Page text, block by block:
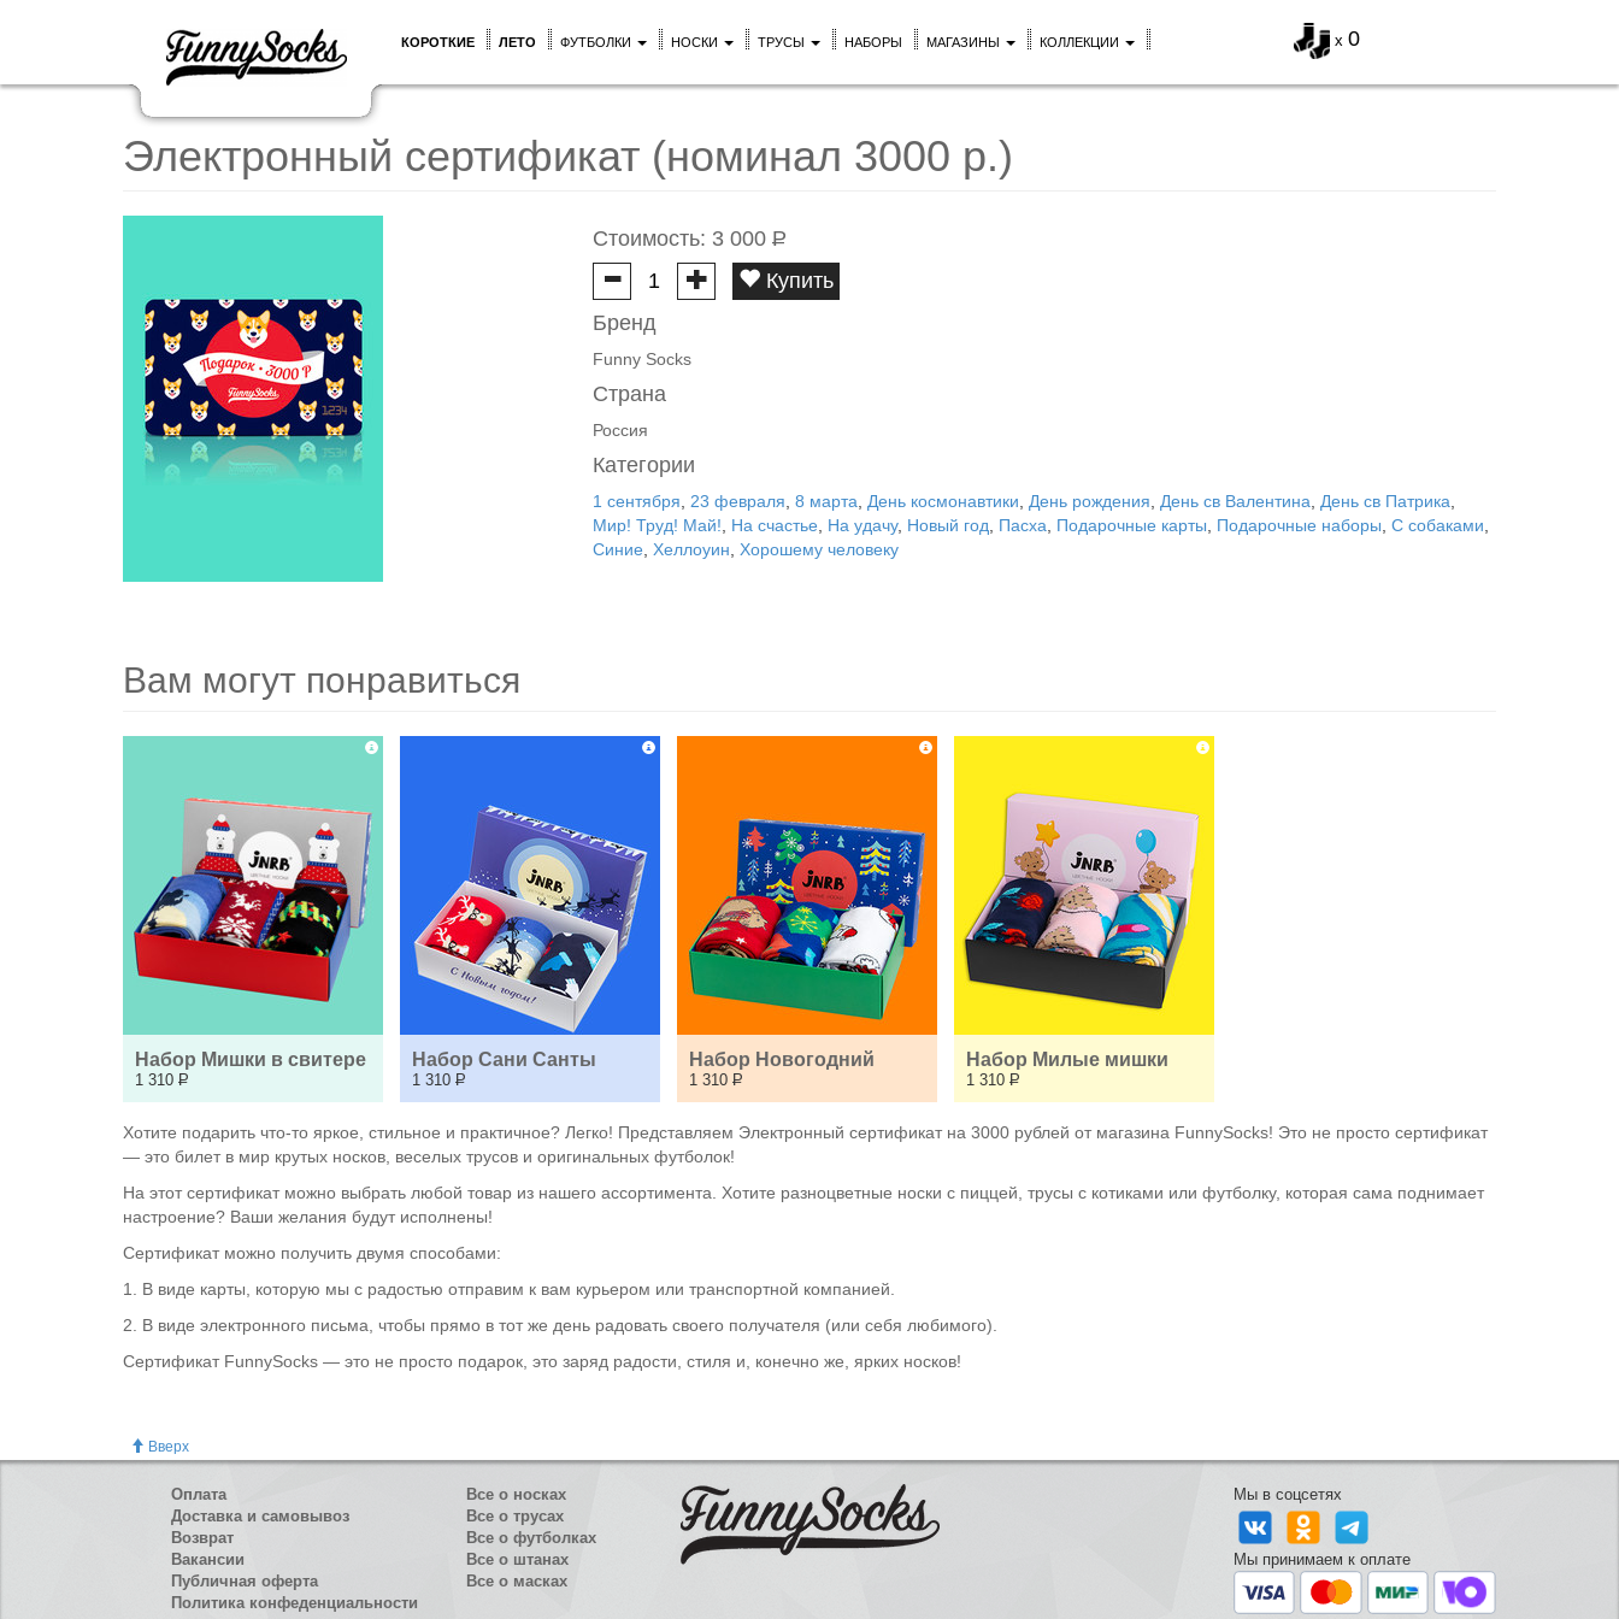
x 0
КОРОТКИЕ ЛЕТО ФУТБОЛКИ НОСКИ ТРУСЫ НАБОРЫ МАГАЗИНЫ КОЛЛЕКЦИИ
Электронный сертификат (номинал 3000 р.)
Стоимость: 3 000 Р
Купить
Бренд
Funny Socks
Страна
Россия
Категории
1 сентября 23 февраля 8 марта День космонавтики День рождения День св Валентина День св Патрика
Мир! Труд! Май!
На счастье На удачу, Новый год Пасха Подарочные карты Подарочные наборы С собаками
Синие
Хеллоуин Хорошему человеку
Вам могут понравиться
Набор Мишки в свитере
1 310 Р
Набор Сани Санты
1 310 Р
Набор Новогодний
1 310 Р
Набор Милые мишки
1 310 Р
Хотите подарить что-то яркое, стильное и практичное? Легко! Представляем Электронный сертификат на 3000 рублей от магазина FunnySocks! Это не просто сертификат
— это билет в мир крутых носков, веселых трусов и оригинальных футболок!
На этот сертификат можно выбрать любой товар из нашего ассортимента. Хотите разноцветные носки с пиццей, трусы с котиками или футболку, которая сама поднимает
настроение? Ваши желания будут исполнены!
Сертификат можно получить двумя способами:
1. В виде карты, которую мы с радостью отправим к вам курьером или транспортной компанией.
2. В виде электронного письма, чтобы прямо в тот же день радовать своего получателя (или себя любимого).
Сертификат FunnySocks — это не просто подарок, это заряд радости, стиля и, конечно же, ярких носков!
Вверх
Оплата
Доставка и самовывоз
Возврат
Вакансии
Публичная оферта
Политика конфеденциальности
Все о носках
Все о трусах
Все о футболках
Все о штанах
Все о масках
Мы в соцсетях
Мы принимаем к оплате